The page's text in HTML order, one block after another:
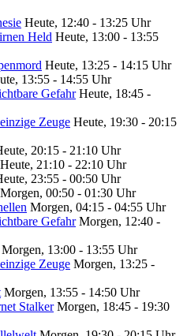
Heute, 12:40 - 13:25 Uhr
Held Heute, 13:00 - 13:55
Heute, 13:25 - 14:15 Uhr
13:55 - 14:55 Uhr
Gefahr Heute, 18:45 -
Zeuge Heute, 19:30 - 20:15
20:15 - 21:10 Uhr
Heute, 21:10 - 22:10 Uhr
23:55 - 00:50 Uhr
Morgen, 00:50 - 01:30 Uhr
Morgen, 04:15 - 04:55 Uhr
Gefahr Morgen, 12:40 -
Morgen, 13:00 - 13:55 Uhr
Zeuge Morgen, 13:25 -
Morgen, 13:55 - 14:50 Uhr
Stalker Morgen, 18:45 - 19:30